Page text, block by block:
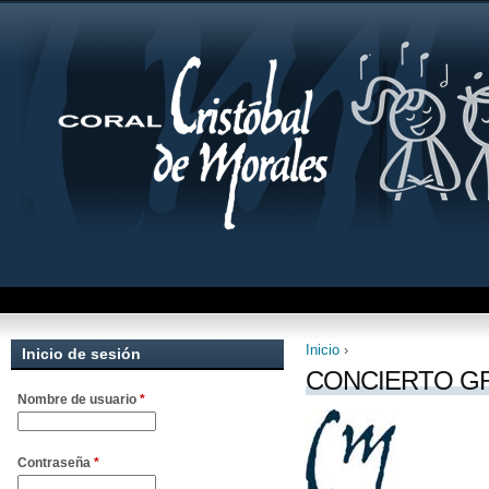
Se encuentra
Inicio ›
CONCIERTO
Inicio de sesión
Nombre de usuario *
Contraseña *